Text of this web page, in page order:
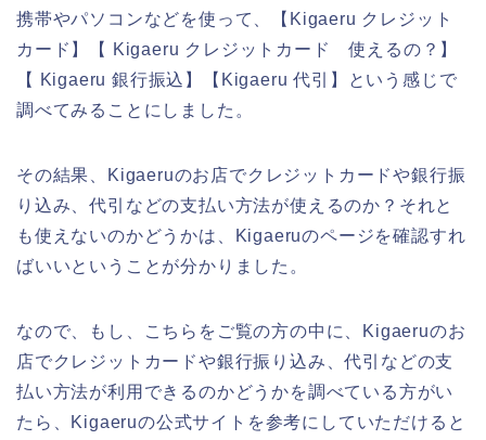
携帯やパソコンなどを使って、【Kigaeru クレジット
カード】【 Kigaeru クレジットカード 使えるの？】
【 Kigaeru 銀行振込】【Kigaeru 代引】という感じで
調べてみることにしました。
その結果、Kigaeruのお店でクレジットカードや銀行振
り込み、代引などの支払い方法が使えるのか？それと
も使えないのかどうかは、Kigaeruのページを確認すれ
ばいいということが分かりました。
なので、もし、こちらをご覧の方の中に、Kigaeruのお
店でクレジットカードや銀行振り込み、代引などの支
払い方法が利用できるのかどうかを調べている方がい
たら、Kigaeruの公式サイトを参考にしていただけると